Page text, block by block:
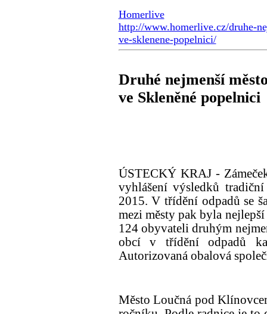
Homerlive
http://www.homerlive.cz/druhe-
ve-sklenene-popelnici/
Druhé nejmenší
ve Skleněné popelnici
ÚSTECKÝ KRAJ -
vyhlášení výsledků
2015. V třídění odpadů se
mezi městy pak byla
124 obyvateli druhým
obcí v třídění odpadů
Autorizovaná obalová
Město Loučná pod